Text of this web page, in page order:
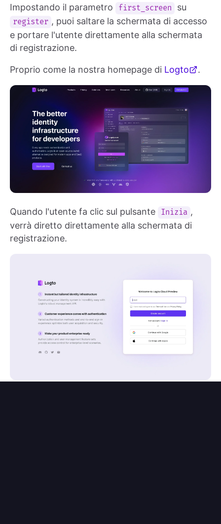
Impostando il parametro first_screen su
register , puoi saltare la schermata di accesso
e portare l'utente direttamente alla schermata
di registrazione.
Proprio come la nostra homepage di Logto .
Quando l'utente fa clic sul pulsante Inizia ,
verrà diretto direttamente alla schermata di
registrazione.